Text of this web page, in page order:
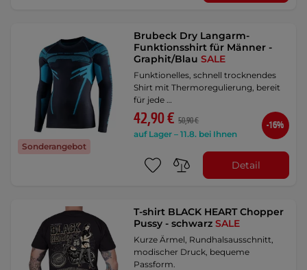
Sonderangebot
Brubeck Dry Langarm-
Funktionsshirt für Männer -
Graphit/BlauSALE
Funktionelles, schnell trocknendes
Shirt mit Thermoregulierung, bereit
für jede …
42,90 € 50,90 €
auf Lager – 11.8. bei Ihnen
-16%
Detail
T-shirt BLACK HEART Chopper
Pussy - schwarzSALE
Kurze Ärmel, Rundhalsausschnitt,
modischer Druck, bequeme
Passform.